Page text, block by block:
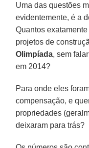
Uma das questões
evidentemente, é a
Quantos
projetos de
Olimpíada, sem
em 2014?
Para onde eles
compensação, e
propriedades
deixaram para trás?